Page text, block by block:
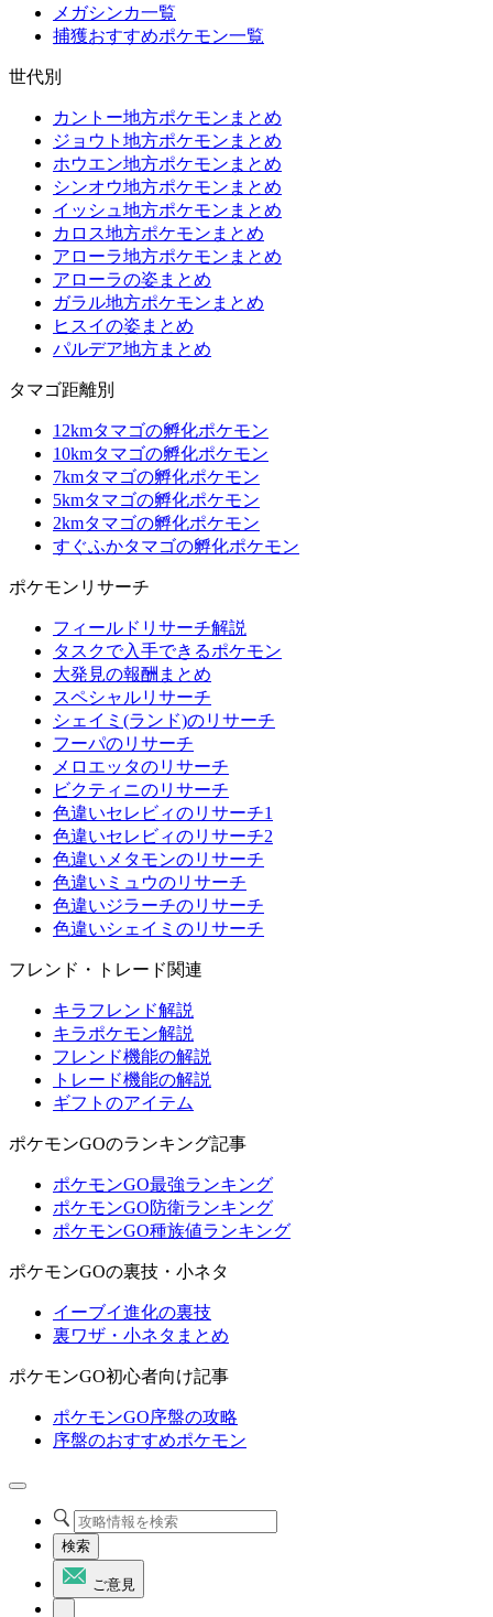
メガシンカ一覧
捕獲おすすめポケモン一覧
世代別
カントー地方ポケモンまとめ
ジョウト地方ポケモンまとめ
ホウエン地方ポケモンまとめ
シンオウ地方ポケモンまとめ
イッシュ地方ポケモンまとめ
カロス地方ポケモンまとめ
アローラ地方ポケモンまとめ
アローラの姿まとめ
ガラル地方ポケモンまとめ
ヒスイの姿まとめ
パルデア地方まとめ
タマゴ距離別
12kmタマゴの孵化ポケモン
10kmタマゴの孵化ポケモン
7kmタマゴの孵化ポケモン
5kmタマゴの孵化ポケモン
2kmタマゴの孵化ポケモン
すぐふかタマゴの孵化ポケモン
ポケモンリサーチ
フィールドリサーチ解説
タスクで入手できるポケモン
大発見の報酬まとめ
スペシャルリサーチ
シェイミ(ランド)のリサーチ
フーパのリサーチ
メロエッタのリサーチ
ビクティニのリサーチ
色違いセレビィのリサーチ1
色違いセレビィのリサーチ2
色違いメタモンのリサーチ
色違いミュウのリサーチ
色違いジラーチのリサーチ
色違いシェイミのリサーチ
フレンド・トレード関連
キラフレンド解説
キラポケモン解説
フレンド機能の解説
トレード機能の解説
ギフトのアイテム
ポケモンGOのランキング記事
ポケモンGO最強ランキング
ポケモンGO防衛ランキング
ポケモンGO種族値ランキング
ポケモンGOの裏技・小ネタ
イーブイ進化の裏技
裏ワザ・小ネタまとめ
ポケモンGO初心者向け記事
ポケモンGO序盤の攻略
序盤のおすすめポケモン
検索
ご意見